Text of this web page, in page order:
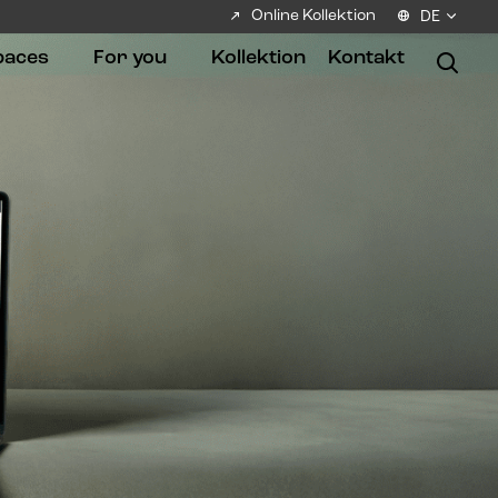
Online Kollektion DE
For you Kollektion Kontakt